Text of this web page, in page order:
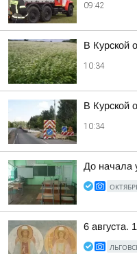
09:42
В Курской
10:34
В Курской
10:34
До начала
6 августа.